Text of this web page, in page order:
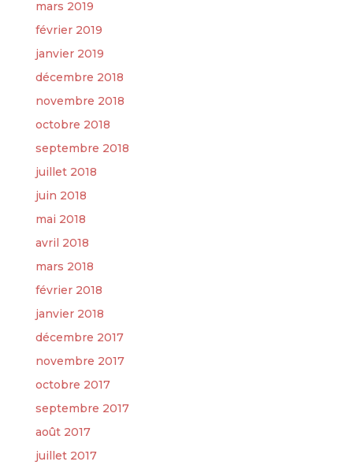
mars 2019
février 2019
janvier 2019
décembre 2018
novembre 2018
octobre 2018
septembre 2018
juillet 2018
juin 2018
mai 2018
avril 2018
mars 2018
février 2018
janvier 2018
décembre 2017
novembre 2017
octobre 2017
septembre 2017
août 2017
juillet 2017